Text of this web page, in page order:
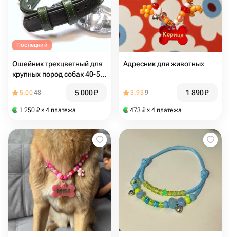
Последний
Ошейник трехцветный для
крупных пород собак 40-55
5.0048 5 000₽
1 250 ₽ × 4 платежа
Адресник для животных
3.939 1 890₽
473 ₽ × 4 платежа